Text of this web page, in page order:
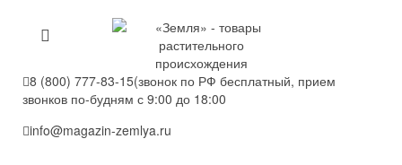
8 (800) 777-83-15(звонок по РФ бесплатный, прием
звонков по-будням с 9:00 до 18:00
info@magazin-zemlya.ru